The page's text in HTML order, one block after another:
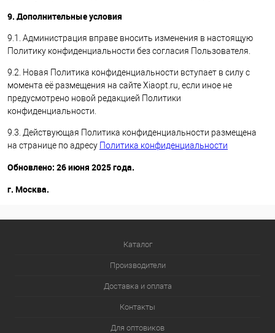
9. Дополнительные условия
9.1. Администрация вправе вносить изменения в настоящую
Политику конфиденциальности без согласия Пользователя.
9.2. Новая Политика конфиденциальности вступает в силу с
момента её размещения на сайте Xiaopt.ru, если иное не
предусмотрено новой редакцией Политики
конфиденциальности.
9.3. Действующая Политика конфиденциальности размещена
на странице по адресу Политика конфиденциальности
Обновлено: 26 июня 2025 года.
г. Москва.
Каталог
Производители
Доставка и оплата
Контакты
Для оптовиков